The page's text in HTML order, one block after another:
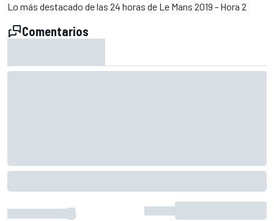
Lo más destacado de las 24 horas de Le Mans 2019 - Hora 2
Comentarios